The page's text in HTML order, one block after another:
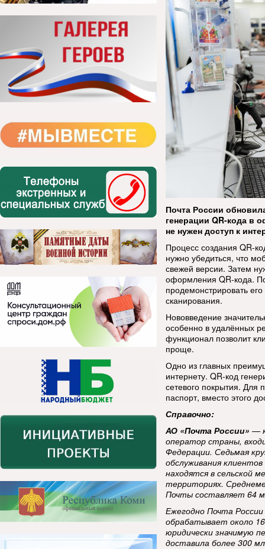
Почта России
генерации QR-кода в
не нужен доступ к
Процесс создания QR-
нужно убедиться, что
свежей версии. Затем
оформления QR-кода.
продемонстрировать
сканирования.
Нововведение
особенно в удалённых
функционал позволит
проще.
Одно из главных
интернету. QR-код
сетевого покрытия. Для
паспорт, вместо этого
Справочно:
АО «Почта России» —
оператор страны,
Федерации. Седьмая
обслуживания
находятся в сельской
территориях.
Почты составляет 64
Ежегодно Почта
обрабатывает около
юридически значимую
доставила более 300